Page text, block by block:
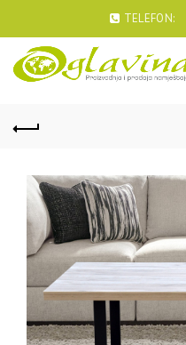
TELEFON: